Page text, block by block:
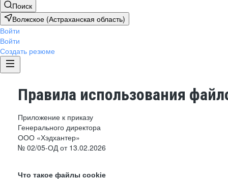
Поиск
Волжское (Астраханская область)
Войти
Войти
Создать резюме
Правила использования
Приложение к приказу
Генерального директора
ООО «Хэдхантер»
№ 02/05-ОД от 13.02.2026
Что такое файлы cookie